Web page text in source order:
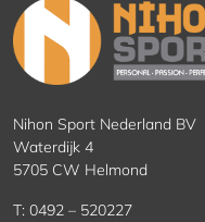
Nihon Sport Nederland BV
Waterdijk 4
5705 CW Helmond
T: 0492 – 520227